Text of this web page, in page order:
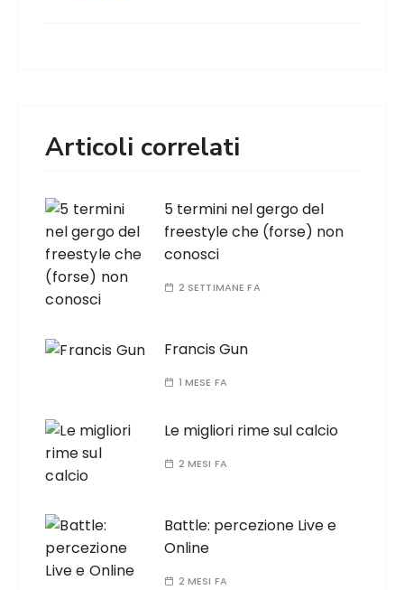
Articoli correlati
5 termini nel gergo del
freestyle che (forse) non
conosci
2 SETTIMANE FA
Francis Gun
1 MESE FA
Le migliori rime sul calcio
2 MESI FA
Battle: percezione Live e
Online
2 MESI FA